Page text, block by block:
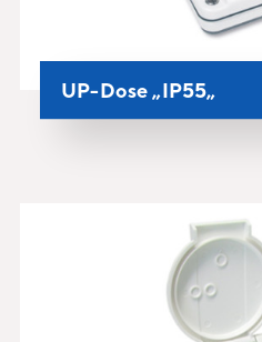
UP-Dose „IP55„